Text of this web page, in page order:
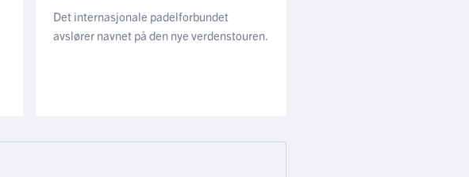
Det internasjonale padelforbundet
avslører navnet på den nye verdenstouren.